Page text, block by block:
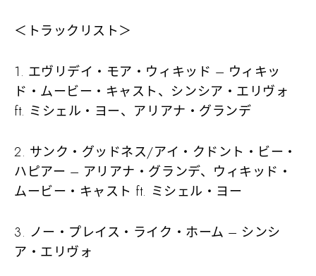
＜トラックリスト＞
1. エヴリデイ・モア・ウィキッド – ウィキッ
ド・ムービー・キャスト、シンシア・エリヴォ
ft. ミシェル・ヨー、アリアナ・グランデ
2. サンク・グッドネス/アイ・クドント・ビー・
ハピアー – アリアナ・グランデ、ウィキッド・
ムービー・キャスト ft. ミシェル・ヨー
3. ノー・プレイス・ライク・ホーム – シンシ
ア・エリヴォ